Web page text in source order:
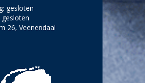
gesloten
gesloten
26, Veenendaal